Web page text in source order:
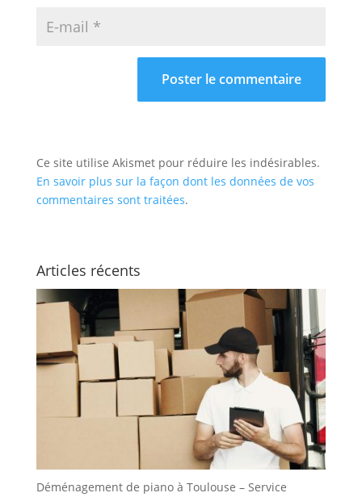
Ce site utilise Akismet pour réduire les indésirables.
En savoir plus sur la façon dont les données de vos
commentaires sont traitées.
Articles récents
Déménagement de piano à Toulouse – Service